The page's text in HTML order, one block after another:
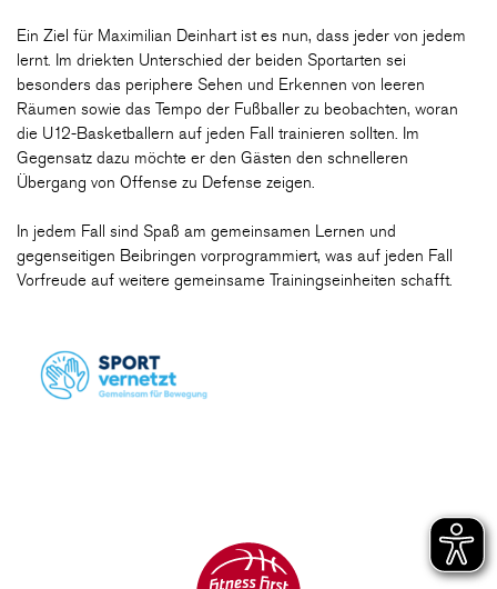
Ein Ziel für Maximilian Deinhart ist es nun, dass jeder von jedem
lernt. Im driekten Unterschied der beiden Sportarten sei
besonders das periphere Sehen und Erkennen von leeren
Räumen sowie das Tempo der Fußballer zu beobachten, woran
die U12-Basketballern auf jeden Fall trainieren sollten. Im
Gegensatz dazu möchte er den Gästen den schnelleren
Übergang von Offense zu Defense zeigen.
In jedem Fall sind Spaß am gemeinsamen Lernen und
gegenseitigen Beibringen vorprogrammiert, was auf jeden Fall
Vorfreude auf weitere gemeinsame Trainingseinheiten schafft.